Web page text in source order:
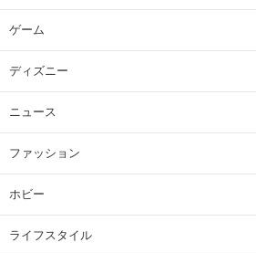
ゲーム
ディズニー
ニュース
ファッション
ホビー
ライフスタイル